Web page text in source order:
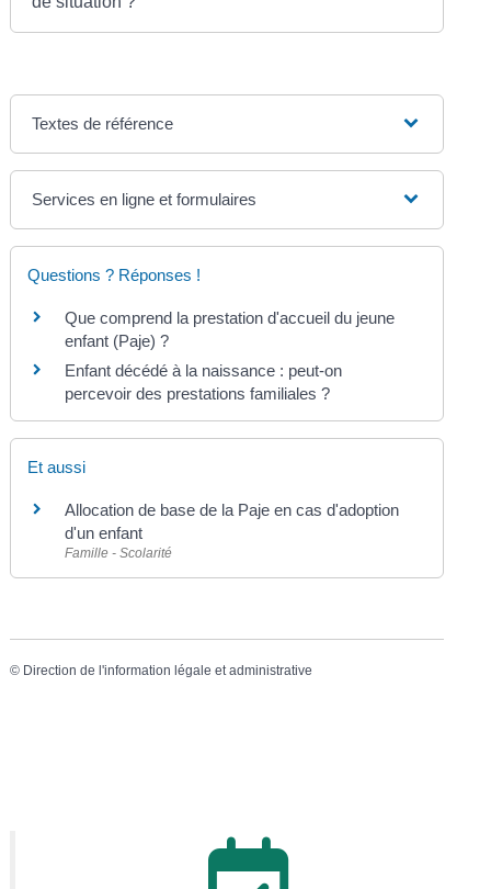
Textes de référence
Services en ligne et formulaires
Questions ? Réponses !
Que comprend la prestation d'accueil du jeune
enfant (Paje) ?
Enfant décédé à la naissance : peut-on
percevoir des prestations familiales ?
Et aussi
Allocation de base de la Paje en cas d'adoption
d'un enfant
Famille - Scolarité
© Direction de l'information légale et administrative